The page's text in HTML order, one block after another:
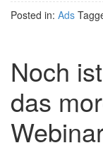
Posted in: Ads
Noch
das